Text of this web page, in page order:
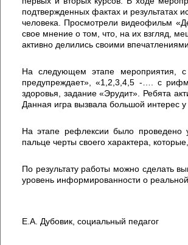
подтвержденных фактах и результатах
человека. Просмотрели видеофильм
свое мнение о том, что, на их взгляд,
активно делились своими
На следующем этапе мероприятия, с
предупреждает», «1,2,3,4,5 -…. с
здоровья, задание «Эрудит». Ребята
Данная игра вызвала большой интерес
На этапе рефлексии было проведено
пальце черты своего характера,
По результату работы можно сделать
уровень информированности о
Е.А. Дубовик, социальный педагог